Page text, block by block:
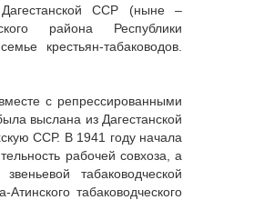
ССР (ныне –
района Республики
крестьян-табаководов.
с репрессированными
выслана из Дагестанской
ССР. В 1941 году начала
рабочей совхоза, а
табаководческой
табаководческого